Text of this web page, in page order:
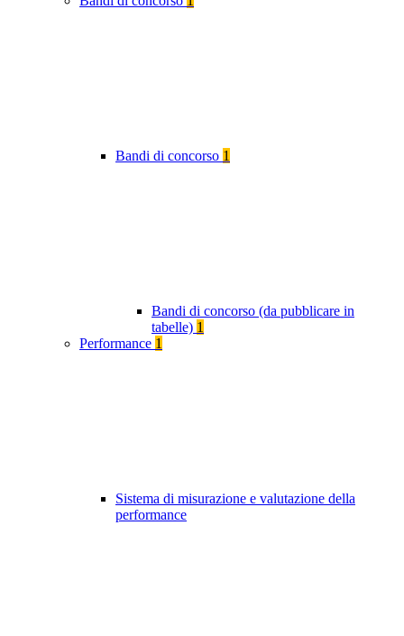
Bandi di concorso 1
Bandi di concorso (da pubblicare in
tabelle) 1
Performance 1
Sistema di misurazione e valutazione della
performance